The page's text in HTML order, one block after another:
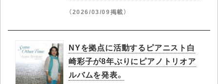
（2026/03/09掲載）
NYを拠点に活動するピアニスト白
崎彩子が8年ぶりにピアノトリオア
ルバムを発表。